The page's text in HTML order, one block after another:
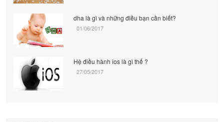
dha là gì và những điều bạn cần biết?
01/06/2017
Hệ điều hành ios là gì thế ?
27/05/2017